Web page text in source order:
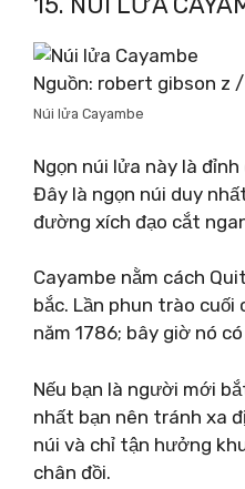
Nguồn: robert gibson z
Núi lửa Cayambe
Ngọn núi lửa này là
Đây là ngọn núi duy
đường xích đạo cắt
Cayambe nằm cách
bắc. Lần phun trào cuối
năm 1786; bây giờ nó
Nếu bạn là người mới
nhất bạn nên tránh xa
núi và chỉ tận hưởng
chân đồi.